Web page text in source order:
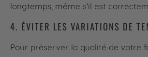
longtemps, même s'il est
4. ÉVITER LES VARIATIONS DE
Pour préserver la qualité de votre